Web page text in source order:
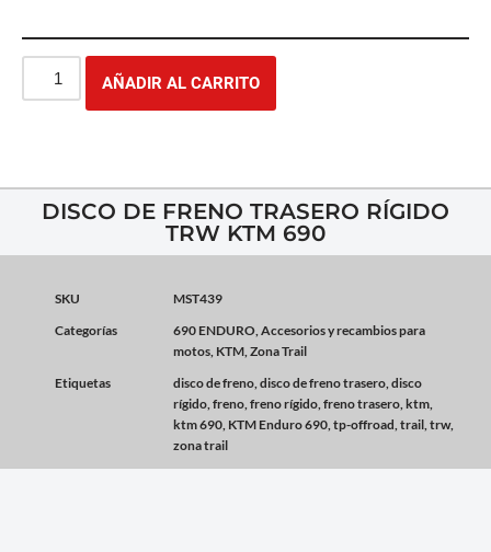
AÑADIR AL CARRITO
DISCO DE FRENO TRASERO RÍGIDO
TRW KTM 690
SKU
MST439
Categorías
690 ENDURO,Accesorios y recambios para
motos, KTM,Zona Trail
Etiquetas
disco de freno,disco de freno trasero,disco
rígido,freno,freno rígido,freno trasero,ktm,
ktm 690, KTM Enduro 690,tp-offroad,trail,trw,
zona trail